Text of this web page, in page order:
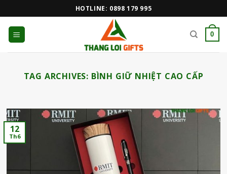
to
content
HOTLINE: 0898 179 995
0
TAG ARCHIVES: BÌNH GIỮ NHIỆT CAO CẤP
12
Th6